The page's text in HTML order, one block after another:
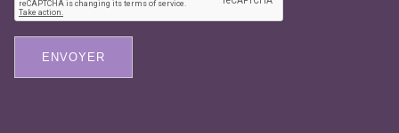
ENVOYER